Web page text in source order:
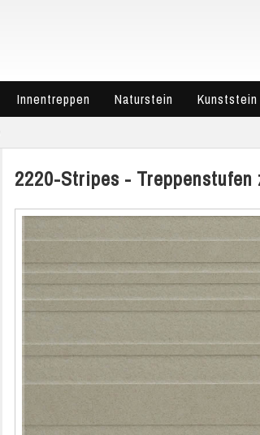
Innentreppen Naturstein Kunststein
2220-Stripes - Treppenstufen